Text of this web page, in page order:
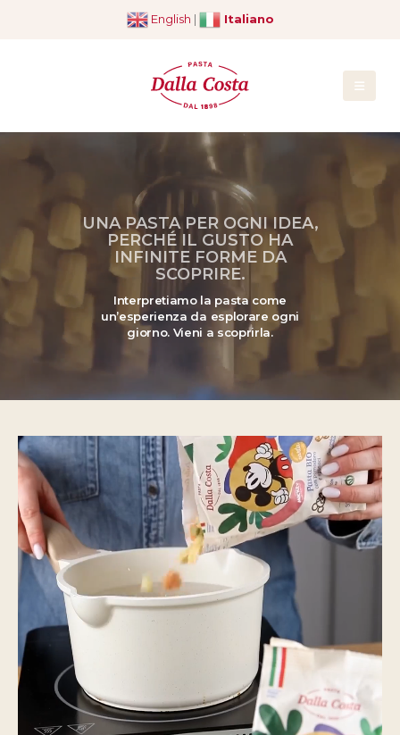
English | Italiano
UNA PASTA PER OGNI IDEA,
PERCHÉ IL GUSTO HA
INFINITE FORME DA
SCOPRIRE.
Interpretiamo la pasta come
un’esperienza da esplorare ogni
giorno. Vieni a scoprirla.